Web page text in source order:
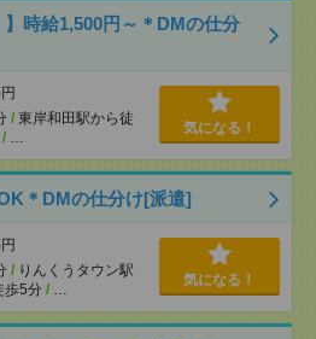
】時給1,500円～＊DMの仕分
/ 東岸和田駅から徒
/ …
気になる！
＊DMの仕分け[派遣]
/ りんくうタウン駅
歩5分 / …
気になる！